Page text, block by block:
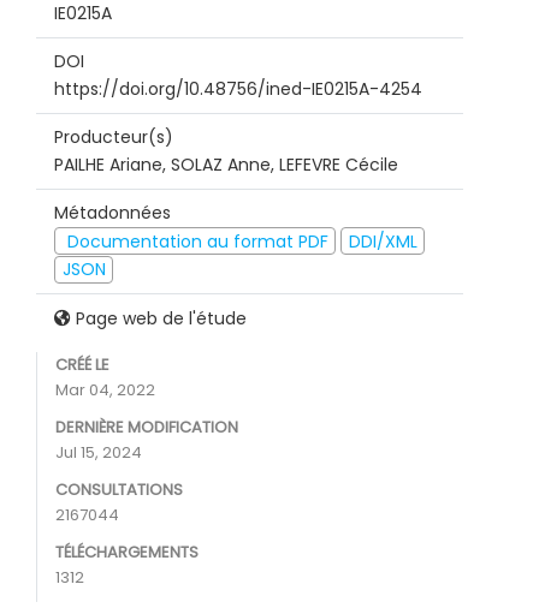
IE0215A
DOI
https://doi.org/10.48756/ined-IE0215A-4254
Producteur(s)
PAILHE Ariane, SOLAZ Anne, LEFEVRE Cécile
Métadonnées
Documentation au format PDF
DDI/XML
JSON
Page web de l'étude
CRÉÉ LE
Mar 04, 2022
DERNIÈRE MODIFICATION
Jul 15, 2024
CONSULTATIONS
2167044
TÉLÉCHARGEMENTS
1312